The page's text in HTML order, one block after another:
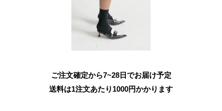
ご注文確定から7~28日でお届け予定
送料は1注文あたり 1000円かかります